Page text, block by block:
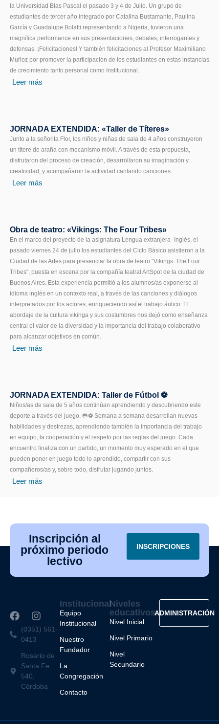
la Universidad Blas Pascal el pasado 3 y 4 de Julio. Un grupo de
estudiantes de tercer año integrado por Catalina Bustamante, Paulina
García y Guadalupe Bolatti representando a Nigeria, tuvieron una
magnífica performance en sus presentaciones, debates, interrogantes y
defensas. ¡Felicitaciones! Y también felicitaciones al Profesor Maximiliano
Muñoz por promover la participación de los estudiantes en estas instancias
de crecimiento tanto personal como Institucional.
Leer más
JORNADA EXTENDIDA: «Taller de Títeres»
Junto a la señorita Flor, los niños y niñas de sala de 4 años construyeron
un títere de araña con mecanismo móvil. A través de esta propuesta,
disfrutaron del proceso de creación, desarrollaron su imaginación y
creatividad, y acompañaron la actividad cantando canciones.
Leer más
Obra de teatro: «Vikings: The Four Tribes»
En el marco del proyecto de la asignatura Lengua extranjera- Inglés, el
pasado viernes 24 de julio los estudiantes del Ciclo Básico asistieron a la
Ciudad de las Artes para presenciar la obra de teatro "Vikings: The Four
Tribes", puesta en escena por la compañía teatral ArtSpot de la ciudad de
Buenos Aires. Esta experiencia permitió a los alumnos/as exponerse al
idioma inglés en un contexto real, a través de las canciones y diálogos
interpretados por los actores, enriqueciendo así el trabajo áulico. El
abordaje de la cultura vikinga y sus costumbres nos dejó como enseñanza
central el valor de la diversidad y la importancia del trabajo colaborativo
para alcanzar objetivos en común.
Leer más
JORNADA EXTENDIDA: Taller de Fútbol ⚽️
Niños/as de sala de 5 años continúan aprendiendo y descubriendo este
deporte a través del juego. 🥅⚽️ Semana a semana desarrollan nuevas
habilidades y destrezas, aprendiendo también la importancia del trabajo
en equipo, la cooperación y el respeto por las reglas del juego. Cada
encuentro finaliza con un partido, un momento muy esperado en el que
pueden poner en juego todo lo aprendido, compartir con sus
compañeros/as y, sobre todo, disfrutar jugando juntos.
Leer más
Inscripción al
próximo periodo
lectivo
INSCRIPCIONES
(0351) 561-
0413
Rosario de
Santa Fe
540,
Córdoba
Institucional
Equipo
Institucional
Nuestro
Fundador
La
Congregación
Contacto
Niveles
educativos
Nivel Inicial
Nivel Primario
Nivel
Secundario
ADMINISTRACIÓN